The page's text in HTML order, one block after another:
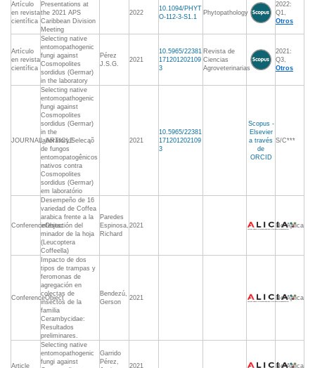
Artículo
en revista
científica
Presentations at
the 2021 APS
Caribbean Division
Meeting
2022
10.1094/PHYT
O-112-3-S1.1
Phytopathology
2022:
Q1,
Otros
Artículo
en revista
científica
Selecting native
entomopathogenic
fungi against
Cosmopolites
sordidus (Germar)
in the laboratory
Pérez
J.S.G.
2021
10.5965/22381
171201202109
3
Revista de
Ciencias
Agroveterinarias
2021:
Q3,
Otros
JOURNAL_ARTICLE
Selecting native
entomopathogenic
fungi against
Cosmopolites
sordidus (Germar)
in the
laboratory,Selecąõ
de fungos
entomopatogênicos
nativos contra
Cosmopolites
sordidus (Germar)
em laboratório
2021
10.5965/22381
171201202109
3
Scopus -
Elsevier
a través
de
ORCID
S/C***
ConferenceObject
Desempeño de 16
variedad de Coffea
arabica frente a la
infestación del
minador de la hoja
(Leucoptera
Coffeella)
Paredes
Espinosa,
Richard
2021 No Aplica
ConferenceObject
Impacto de dos
tipos de trampas y
feromonas de
agregación en
colectas de
insectos de la
familia
Cerambycidae:
Resultados
preliminares.
Bendezú,
Gerson
2021 No Aplica
Article
Selecting native
entomopathogenic
fungi against
Garrido
Pérez,
2021 No Aplica